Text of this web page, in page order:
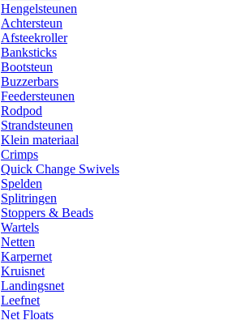
Hengelsteunen
Achtersteun
Afsteekroller
Banksticks
Bootsteun
Buzzerbars
Feedersteunen
Rodpod
Strandsteunen
Klein materiaal
Crimps
Quick Change Swivels
Spelden
Splitringen
Stoppers & Beads
Wartels
Netten
Karpernet
Kruisnet
Landingsnet
Leefnet
Net Floats